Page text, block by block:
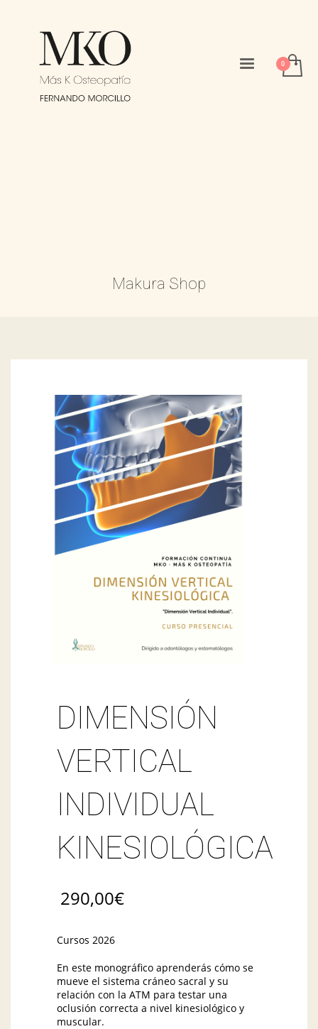
Makura Shop
DIMENSIÓN
VERTICAL
INDIVIDUAL
KINESIOLÓGICA
290,00€
Cursos 2026
En este monográfico aprenderás cómo se
mueve el sistema cráneo sacral y su
relación con la ATM para testar una
oclusión correcta a nivel kinesiológico y
muscular.